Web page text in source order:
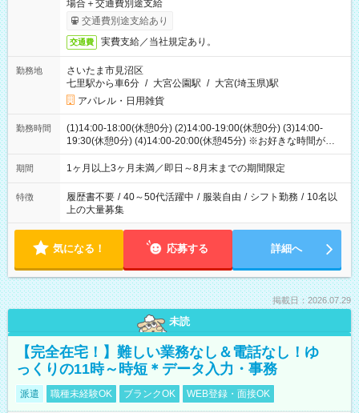
場合＋交通費別途支給
交通費別途支給あり
交通費 実費支給／当社規定あり。
勤務地
さいたま市見沼区
七里駅から車6分 / 大宮公園駅 / 大宮(埼玉県)駅
アパレル・日用雑貨
勤務時間
(1)14:00-18:00(休憩0分) (2)14:00-19:00(休憩0分) (3)14:00-
19:30(休憩0分) (4)14:00-20:00(休憩45分) ※お好きな時間が選べ
ます
期間 1ヶ月以上3ヶ月未満／即日～8月末までの期間限定
特徴 履歴書不要 / 40～50代活躍中 / 服装自由 / シフト勤務 / 10名以
上の大量募集
気になる！ 応募する 詳細へ
掲載日：2026.07.29
未読
【完全在宅！】難しい業務なし＆電話なし！ゆ
っくりの11時～時短＊データ入力・事務
派遣 職種未経験OK ブランクOK WEB登録・面接OK